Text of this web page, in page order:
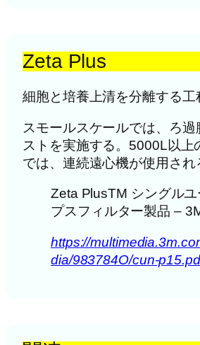
Zeta Plus
細胞と培養上清を分離する工
スモールスケールでは、ろ
ストを実施する。5000L以上
では、連続遠心機が使用され
Zeta PlusTM シングル
プスフィルター製品 –
https://
dia/983784O/cun-